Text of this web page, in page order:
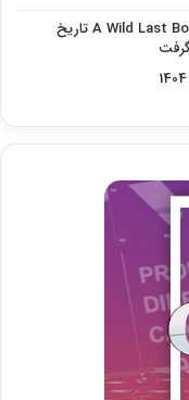
انیمه A Wild Last Boss Appeared تاریخ